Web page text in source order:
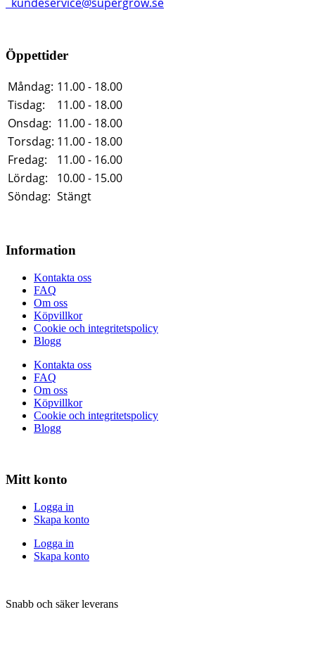
Öppettider
Måndag: 11.00 - 18.00
Tisdag:
11.00 - 18.00
Onsdag: 11.00 - 18.00
Torsdag: 11.00 - 18.00
Fredag:
11.00 - 16.00
Lördag:
10.00 - 15.00
Söndag: Stängt
Information
Kontakta oss
FAQ
Om oss
Köpvillkor
Cookie och integritetspolicy
Blogg
Kontakta oss
FAQ
Om oss
Köpvillkor
Cookie och integritetspolicy
Blogg
Mitt konto
Logga in
Skapa konto
Logga in
Skapa konto
Snabb och säker leverans